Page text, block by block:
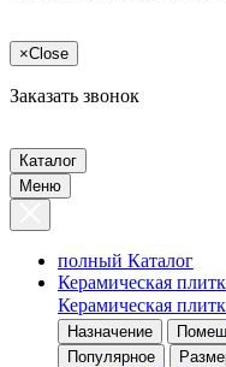
×Close
Заказать звонок
Каталог
Меню
полный Каталог
Керамическая
Керамическая
Назначение
Популярное